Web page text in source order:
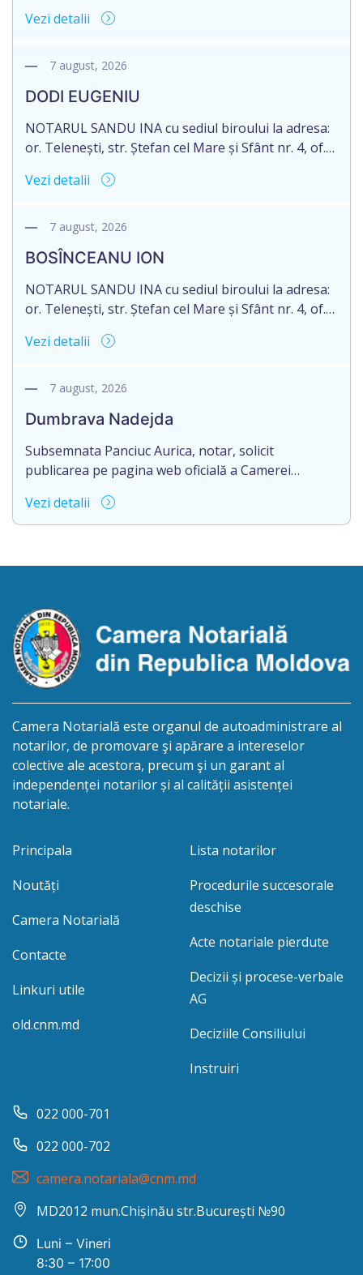
în urma decesului cet. TULBURI GHEORGHE,
decedat/ă la 16 mai 2026. Eliberarea certificatului de
de 16.05.2027 termenul de opțiune pentru
acceptarea […]
Vezi detalii
7 august, 2026
DODI EUGENIU
NOTARUL SANDU INA cu sediul biroului la adresa:
or. Telenești, str. Ștefan cel Mare și Sfânt nr. 4, of.
succesorale în urma decesului cet. DODI EUGENIU,
2003035009604, decedat/ă la data de 12.01.2026
/doisprezece ianuarie anul două mii douăzeci și
șase/. Eliberarea certificatului de moștenitor este
[…]
Vezi detalii
7 august, 2026
BOSÎNCEANU ION
NOTARUL SANDU INA cu sediul biroului la adresa:
or. Telenești, str. Ștefan cel Mare și Sfânt nr. 4, of.
succesorale în urma decesului cet. BOSÎNCEANU
0991201351317, decedat/ă la data de 15.05.2021
Eliberarea certificatului de moștenitor este […]
Vezi detalii
7 august, 2026
Dumbrava Nadejda
Subsemnata Panciuc Aurica, notar, solicit
publicarea pe pagina web oficială a Camerei
deschiderea procedurii succesorale cu următorul
conținut: Informație privind deschiderea procedurii
biroului la adresa: R.Moldova, or.Sîngerei,
procedurii succesorale în urma decesului
cet.Dumbrava Nadejda, cetățeană moldoveană, a.n.
20 aprilie […]
Vezi detalii
Camera Notarială este organul de autoadministrare al
notarilor, de promovare şi apărare a intereselor
colective ale acestora, precum şi un garant al
independenței notarilor și al calității asistenței
notariale.
Principala
Noutăți
Camera Notarială
Contacte
Linkuri utile
old.cnm.md
Lista notarilor
Procedurile succesorale
deschise
Acte notariale pierdute
Decizii și procese-verbale
AG
Deciziile Consiliului
Instruiri
022 000-701
022 000-702
camera.notariala@cnm.md
MD2012 mun.Chișinău str.București №90
Luni – Vineri
8:30 – 17:00